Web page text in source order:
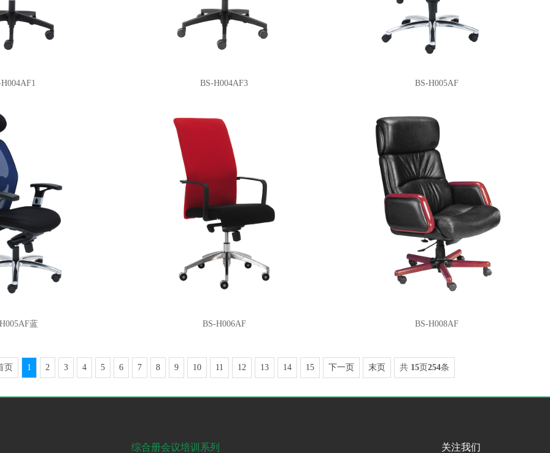
BS-H004AF3 BS-H005AF
蓝 BS-H006AF BS-H008AF
页 1 2 3 4 5 6 7 8 9 10 11 12 13 14 15 下一页 末页 共 15页254条
综合册会议培训系列 关注我们